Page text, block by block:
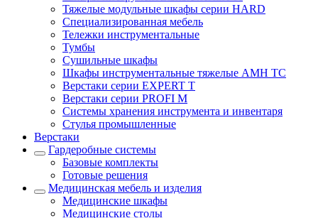
Тяжелые модульные шкафы серии HARD
Cпециализированная мебель
Тележки инструментальные
Тумбы
Cушильные шкафы
Шкафы инструментальные тяжелые AMH TC
Верстаки серии EXPERT T
Верстаки серии PROFI M
Системы хранения инструмента и инвентаря
Стулья промышленные
Верстаки
Гардеробные системы
Базовые комплекты
Готовые решения
Медицинская мебель и изделия
Медицинские шкафы
Медицинские столы